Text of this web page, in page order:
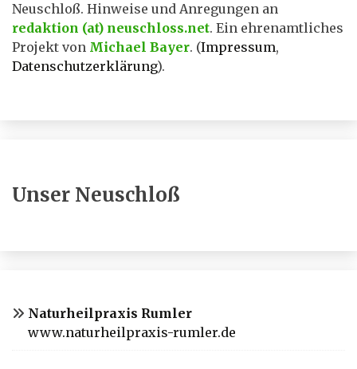
Neuschloß. Hinweise und Anregungen an
redaktion (at) neuschloss.net. Ein ehrenamtliches
Projekt von Michael Bayer. (Impressum,
Datenschutzerklärung).
Unser Neuschloß
Naturheilpraxis Rumler
www.naturheilpraxis-rumler.de